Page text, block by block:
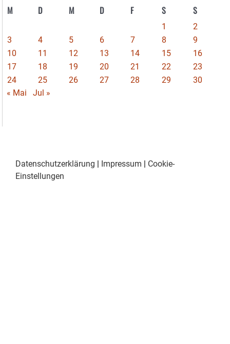
M D M D F S S
1
2
3
4 5 6 7 8
9
10
11 12 13 14 15
16
17
18 19 20 21 22
23
24
25 26 27 28 29
30
« Mai
Jul »
Datenschutzerklärung | Impressum | Cookie-
Einstellungen